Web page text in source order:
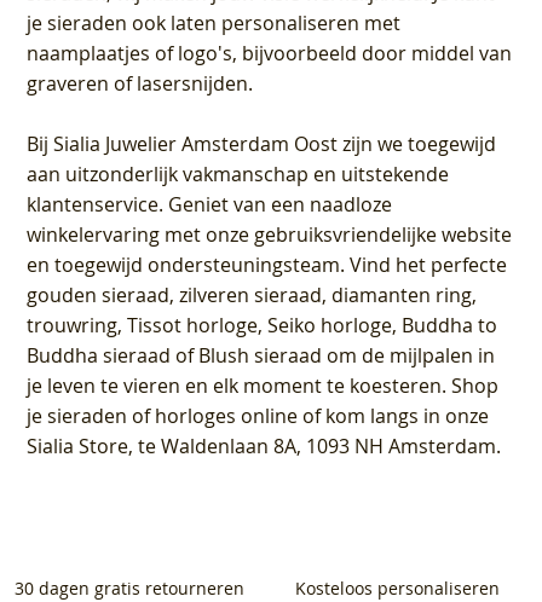
je sieraden ook laten personaliseren met
naamplaatjes of logo's, bijvoorbeeld door middel van
graveren of lasersnijden.
BijSialia Juwelier Amsterdam Oostzijn we toegewijd
aan uitzonderlijk vakmanschap en uitstekende
klantenservice. Geniet van een naadloze
winkelervaring met onze gebruiksvriendelijke website
en toegewijd ondersteuningsteam. Vind het perfecte
gouden sieraad, zilveren sieraad, diamanten ring,
trouwring, Tissot horloge, Seiko horloge, Buddha to
Buddha sieraad of Blush sieraad om de mijlpalen in
je leven te vieren en elk moment te koesteren. Shop
je sieraden of horloges online of kom langs in onze
Sialia Store, te Waldenlaan 8A, 1093 NH Amsterdam.
30 dagen gratis retourneren Kosteloos personaliseren